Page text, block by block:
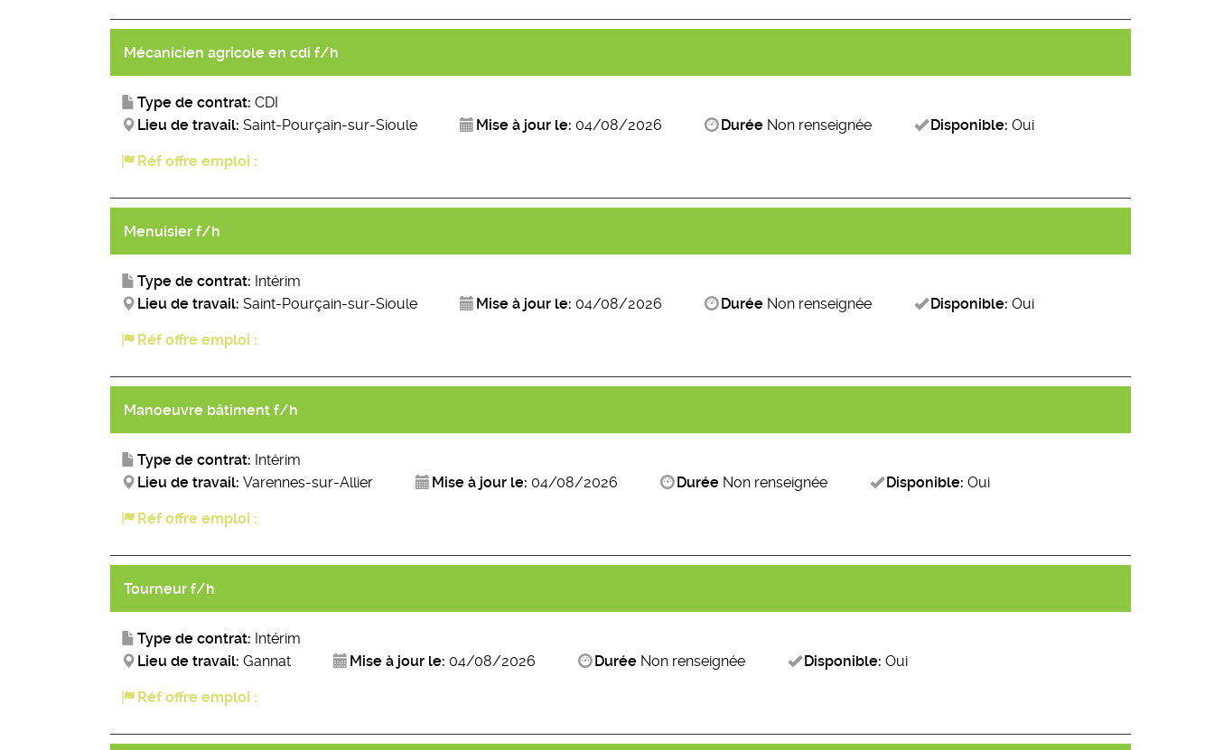
Mécanicien agricole en cdi f/h
Type de contrat: CDI
Lieu de travail: Saint-Pourçain-sur-Sioule Mise à jour le: 04/08/2026 Durée Non renseignée Disponible: Oui
Réf offre emploi :
Menuisier f/h
Type de contrat: Intérim
Lieu de travail: Saint-Pourçain-sur-Sioule Mise à jour le: 04/08/2026 Durée Non renseignée Disponible: Oui
Réf offre emploi :
Manoeuvre bâtiment f/h
Type de contrat: Intérim
Lieu de travail: Varennes-sur-Allier Mise à jour le: 04/08/2026 Durée Non renseignée Disponible: Oui
Réf offre emploi :
Tourneur f/h
Type de contrat: Intérim
Lieu de travail: Gannat Mise à jour le: 04/08/2026 Durée Non renseignée Disponible: Oui
Réf offre emploi :